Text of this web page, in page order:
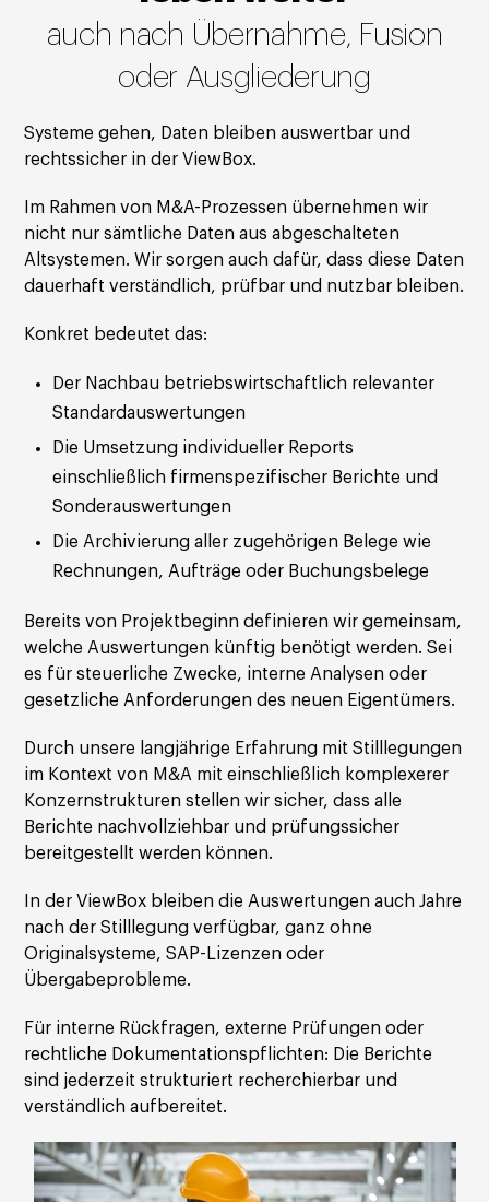
auch nach Übernahme, Fusion
oder Ausgliederung
Systeme gehen, Daten bleiben auswertbar und
rechtssicher in der ViewBox.
Im Rahmen von M&A-Prozessen übernehmen wir
nicht nur sämtliche Daten aus abgeschalteten
Altsystemen. Wir sorgen auch dafür, dass diese Daten
dauerhaft verständlich, prüfbar und nutzbar bleiben.
Konkret bedeutet das:
Der Nachbau betriebswirtschaftlich relevanter
Standardauswertungen
Die Umsetzung individueller Reports
einschließlich firmenspezifischer Berichte und
Sonderauswertungen
Die Archivierung aller zugehörigen Belege wie
Rechnungen, Aufträge oder Buchungsbelege
Bereits von Projektbeginn definieren wir gemeinsam,
welche Auswertungen künftig benötigt werden. Sei
es für steuerliche Zwecke, interne Analysen oder
gesetzliche Anforderungen des neuen Eigentümers.
Durch unsere langjährige Erfahrung mit Stilllegungen
im Kontext von M&A mit einschließlich komplexerer
Konzernstrukturen stellen wir sicher, dass alle
Berichte nachvollziehbar und prüfungssicher
bereitgestellt werden können.
In der ViewBox bleiben die Auswertungen auch Jahre
nach der Stilllegung verfügbar, ganz ohne
Originalsysteme, SAP-Lizenzen oder
Übergabeprobleme.
Für interne Rückfragen, externe Prüfungen oder
rechtliche Dokumentationspflichten: Die Berichte
sind jederzeit strukturiert recherchierbar und
verständlich aufbereitet.